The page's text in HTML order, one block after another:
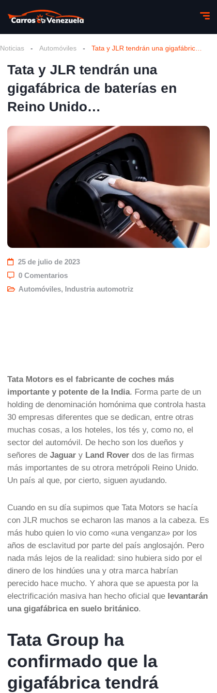
Noticias - Automóviles -
Tata y JLR tendrán una
gigafábrica de baterías en
Reino Unido…
25 de julio de 2023
0 Comentarios
Automóviles, Industria automotriz
Tata Motors es el fabricante de coches más
importante y potente de la India. Forma parte de un
holding de denominación homónima que controla hasta
30 empresas diferentes que se dedican, entre otras
muchas cosas, a los hoteles, los tés y, como no, el
sector del automóvil. De hecho son los dueños y
señores de Jaguar y Land Rover dos de las firmas
más importantes de su otrora metrópoli Reino Unido.
Un país al que, por cierto, siguen ayudando.
Cuando en su día supimos que Tata Motors se hacía
con JLR muchos se echaron las manos a la cabeza. Es
más hubo quien lo vio como «una venganza» por los
años de esclavitud por parte del país anglosajón. Pero
nada más lejos de la realidad: sino hubiera sido por el
dinero de los hindúes una y otra marca habrían
perecido hace mucho. Y ahora que se apuesta por la
electrificación masiva han hecho oficial que levantarán
una gigafábrica en suelo británico.
Tata Group ha
confirmado que la
gigafábrica tendrá